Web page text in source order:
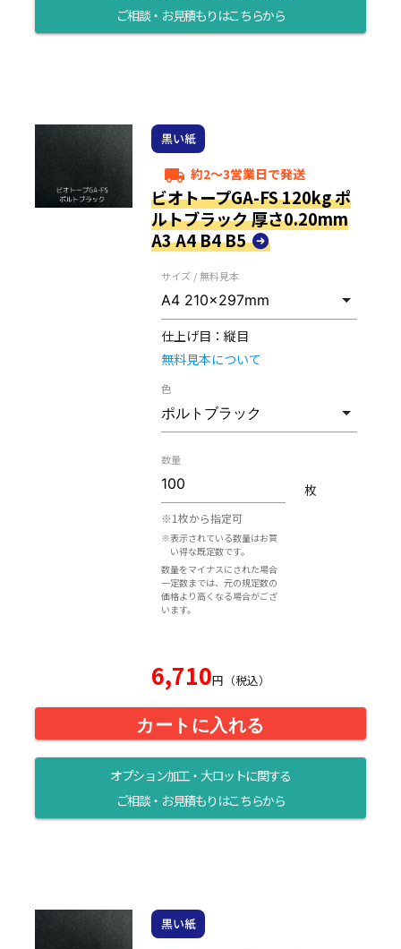
ご相談・お見積もりはこちらから
黒い紙
local_shipping 約2～3営業日で発送
ビオトープGA-FS 120kg ポ
ルトブラック 厚さ0.20mm
A3 A4 B4 B5
サイズ / 無料見本
仕上げ目： 縦目
無料見本について
色
数量
※1枚から指定可
※表示されている数量はお買
い得な既定数です。
数量をマイナスにされた場合
一定数までは、元の規定数の
価格より高くなる場合がござ
います。
枚
6,710円（税込）
カートに入れる
オプション加工・大ロットに関する
ご相談・お見積もりはこちらから
黒い紙